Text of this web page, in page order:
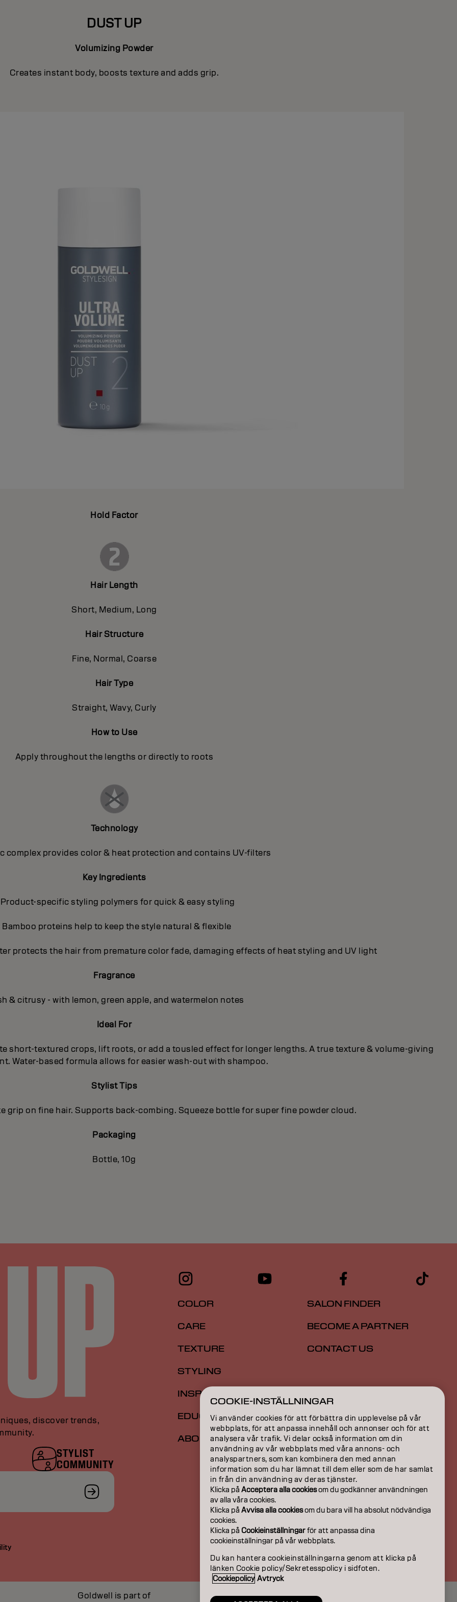
DUST UP
Volumizing Powder
Creates instant body, boosts texture and adds grip.
Hold Factor
Hair Length
Short, Medium, Long
Hair Structure
Fine, Normal, Coarse
Hair Type
Straight, Wavy, Curly
How to Use
Apply throughout the lengths or directly to roots
Technology
complex provides color & heat protection and contains UV-filters
Key Ingredients
specific styling polymers for quick & easy styling
Bamboo proteins help to keep the style natural & flexible
protects the hair from premature color fade, damaging effects of heat styling and UV light
Fragrance
& citrusy - with lemon, green apple, and watermelon notes
Ideal For
short-textured crops, lift roots, or add a tousled effect for longer lengths. A true texture & volume-giving
Water-based formula allows for easier wash-out with shampoo.
Stylist Tips
grip on fine hair. Supports back-combing. Squeeze bottle for super fine powder cloud.
Packaging
Bottle, 10g
discover trends,
STYLIST
COMMUNITY
COLOR
CARE
TEXTURE
STYLING
INSPIRATION
EDUCATION
ABOUT
SALON FINDER
BECOME A PARTNER
CONTACT US
Goldwell is part of
COOKIE-INSTÄLLNINGAR
Vi använder cookies för att förbättra din upplevelse på vår
webbplats, för att anpassa innehåll och annonser och för att
analysera vår trafik. Vi delar också information om din
användning av vår webbplats med våra annons- och
analyspartners, som kan kombinera den med annan
information som du har lämnat till dem eller som de har samlat
in från din användning av deras tjänster.
Klicka på Acceptera alla cookiesom du godkänner användningen
av alla våra cookies.
Klicka på Avvisa alla cookiesom du bara vill ha absolut nödvändiga
cookies.
Klicka på Cookieinställningarför att anpassa dina
cookieinställningar på vår webbplats.
Du kan hantera cookieinställningarna genom att klicka på
länken Cookie policy/Sekretesspolicy i sidfoten.
Cookiepolicy Avtryck